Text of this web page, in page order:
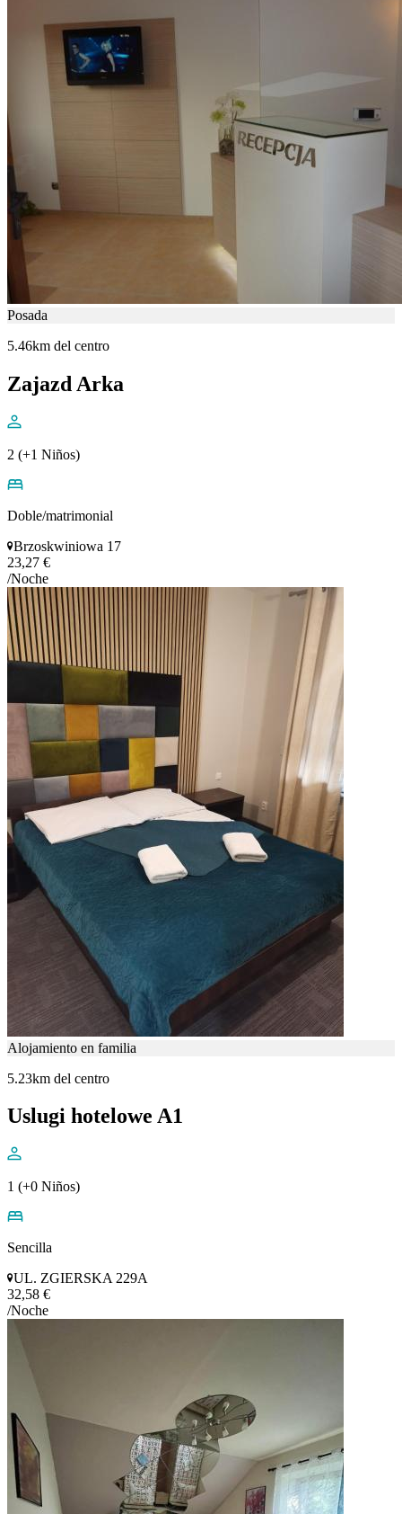
Posada
5.46km del centro
Zajazd Arka
2 (+1 Niños)
Doble/matrimonial
Brzoskwiniowa 17
23,27 €
/Noche
Alojamiento en familia
5.23km del centro
Uslugi hotelowe A1
1 (+0 Niños)
Sencilla
UL. ZGIERSKA 229A
32,58 €
/Noche